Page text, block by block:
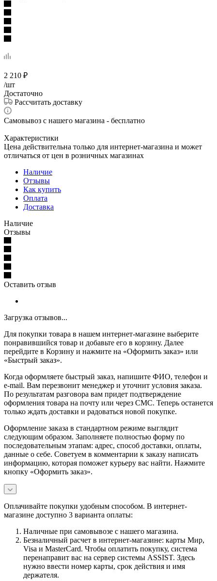
2 210 ₽
/шт
Достаточно
Рассчитать доставку
Самовывоз с нашего магазина - бесплатно
Характеристики
Цена действительна только для интернет-магазина и может
отличаться от цен в розничных магазинах
Наличие
Отзывы
Как купить
Оплата
Доставка
Наличие
Отзывы
Оставить отзыв
Загрузка отзывов...
Для покупки товара в нашем интернет-магазине выберите
понравившийся товар и добавьте его в корзину. Далее
перейдите в Корзину и нажмите на «Оформить заказ» или
«Быстрый заказ».
Когда оформляете быстрый заказ, напишите ФИО, телефон и
e-mail. Вам перезвонит менеджер и уточнит условия заказа.
По результатам разговора вам придет подтверждение
оформления товара на почту или через СМС. Теперь останется
только ждать доставки и радоваться новой покупке.
Оформление заказа в стандартном режиме выглядит
следующим образом. Заполняете полностью форму по
последовательным этапам: адрес, способ доставки, оплаты,
данные о себе. Советуем в комментарии к заказу написать
информацию, которая поможет курьеру вас найти. Нажмите
кнопку «Оформить заказ».
Оплачивайте покупки удобным способом. В интернет-
магазине доступно 3 варианта оплаты:
Наличные при самовывозе с нашего магазина.
Безналичный расчет в интернет-магазине: карты Мир,
Visa и MasterCard. Чтобы оплатить покупку, система
перенаправит вас на сервер системы ASSIST. Здесь
нужно ввести номер карты, срок действия и имя
держателя.